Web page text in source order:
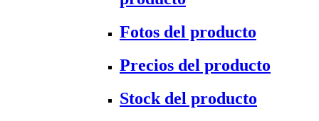
Fotos del producto
Precios del producto
Stock del producto